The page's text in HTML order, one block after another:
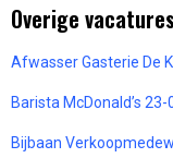
Overige
Afwasser Gasterie De
Barista McDonald’s
Bijbaan